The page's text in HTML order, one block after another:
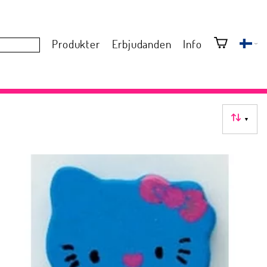
Produkter Erbjudanden Info
▼